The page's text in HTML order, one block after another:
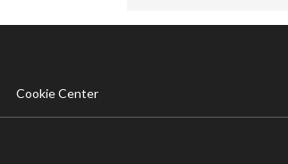
Cookie Center